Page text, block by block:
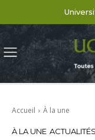
Accueil À la une
À LA UNE ACTUALITÉS